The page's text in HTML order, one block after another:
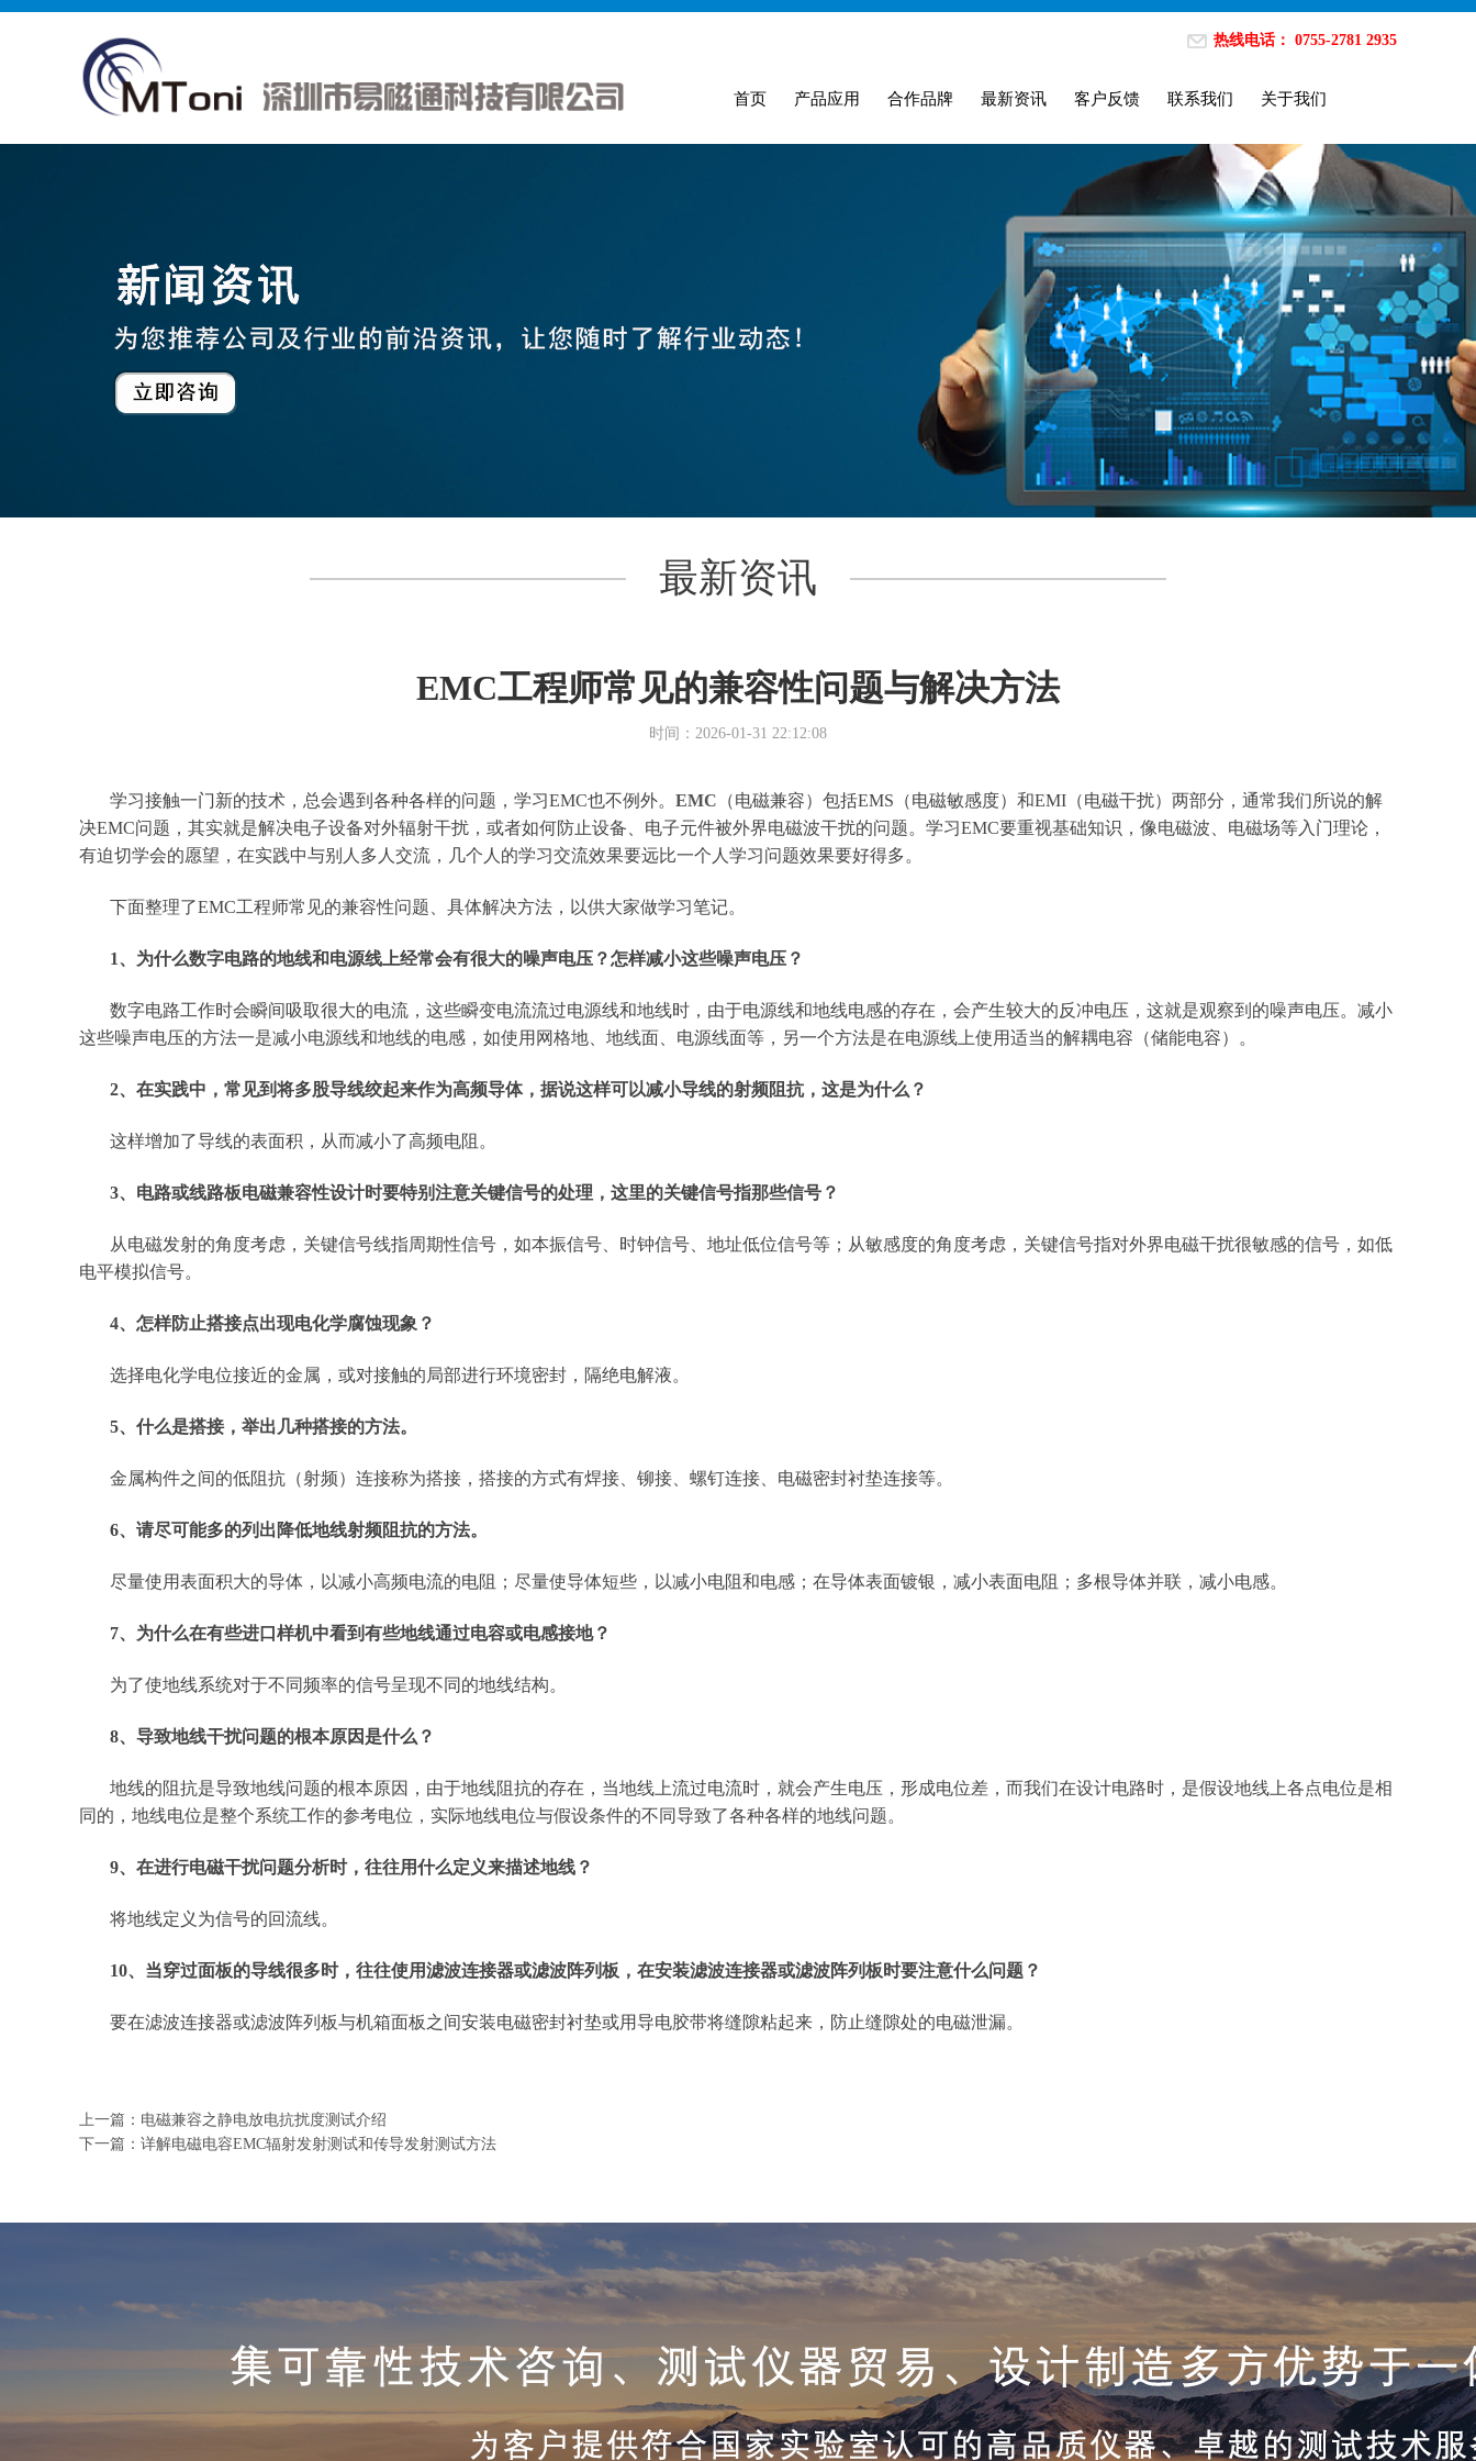
热线电话： 0755-2781 2935
首页 产品应用 合作品牌 最新资讯 客户反馈 联系我们 关于我们
最新资讯
EMC工程师常见的兼容性问题与解决方法
时间：2026-01-31 22:12:08
学习接触一门新的技术，总会遇到各种各样的问题，学习EMC也不例外。 EMC （电磁兼容）包括EMS（电磁敏感度）和EMI（电磁干扰）两部分，通常我们所说的解
决EMC问题，其实就是解决电子设备对外辐射干扰，或者如何防止设备、电子元件被外界电磁波干扰的问题。学习EMC要重视基础知识，像电磁波、电磁场等入门理论，
有迫切学会的愿望，在实践中与别人多人交流，几个人的学习交流效果要远比一个人学习问题效果要好得多。
下面整理了EMC工程师常见的兼容性问题、具体解决方法，以供大家做学习笔记。
1、为什么数字电路的地线和电源线上经常会有很大的噪声电压？怎样减小这些噪声电压？
数字电路工作时会瞬间吸取很大的电流，这些瞬变电流流过电源线和地线时，由于电源线和地线电感的存在，会产生较大的反冲电压，这就是观察到的噪声电压。减小
这些噪声电压的方法一是减小电源线和地线的电感，如使用网格地、地线面、电源线面等，另一个方法是在电源线上使用适当的解耦电容（储能电容）。
2、在实践中，常见到将多股导线绞起来作为高频导体，据说这样可以减小导线的射频阻抗，这是为什么？
这样增加了导线的表面积，从而减小了高频电阻。
3、电路或线路板电磁兼容性设计时要特别注意关键信号的处理，这里的关键信号指那些信号？
从电磁发射的角度考虑，关键信号线指周期性信号，如本振信号、时钟信号、地址低位信号等；从敏感度的角度考虑，关键信号指对外界电磁干扰很敏感的信号，如低
电平模拟信号。
4、怎样防止搭接点出现电化学腐蚀现象？
选择电化学电位接近的金属，或对接触的局部进行环境密封，隔绝电解液。
5、什么是搭接，举出几种搭接的方法。
金属构件之间的低阻抗（射频）连接称为搭接，搭接的方式有焊接、铆接、螺钉连接、电磁密封衬垫连接等。
6、请尽可能多的列出降低地线射频阻抗的方法。
尽量使用表面积大的导体，以减小高频电流的电阻；尽量使导体短些，以减小电阻和电感；在导体表面镀银，减小表面电阻；多根导体并联，减小电感。
7、为什么在有些进口样机中看到有些地线通过电容或电感接地？
为了使地线系统对于不同频率的信号呈现不同的地线结构。
8、导致地线干扰问题的根本原因是什么？
地线的阻抗是导致地线问题的根本原因，由于地线阻抗的存在，当地线上流过电流时，就会产生电压，形成电位差，而我们在设计电路时，是假设地线上各点电位是相
同的，地线电位是整个系统工作的参考电位，实际地线电位与假设条件的不同导致了各种各样的地线问题。
9、在进行电磁干扰问题分析时，往往用什么定义来描述地线？
将地线定义为信号的回流线。
10、当穿过面板的导线很多时，往往使用滤波连接器或滤波阵列板，在安装滤波连接器或滤波阵列板时要注意什么问题？
要在滤波连接器或滤波阵列板与机箱面板之间安装电磁密封衬垫或用导电胶带将缝隙粘起来，防止缝隙处的电磁泄漏。
上一篇： 电磁兼容之静电放电抗扰度测试介绍
下一篇： 详解电磁电容EMC辐射发射测试和传导发射测试方法